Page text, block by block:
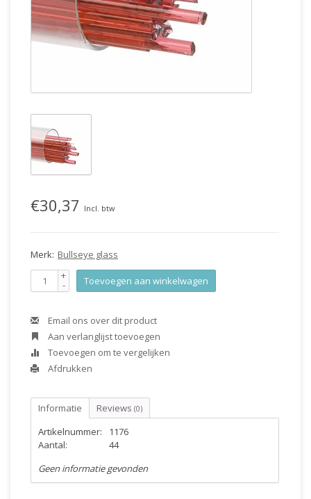
€30,37 Incl. btw
Merk: Bullseye glass
+
- Toevoegen aan winkelwagen
Email ons over dit product
Aan verlanglijst toevoegen
Toevoegen om te vergelijken
Afdrukken
Informatie Reviews (0)
Artikelnummer:
1176
Aantal:
44
Geen informatie gevonden